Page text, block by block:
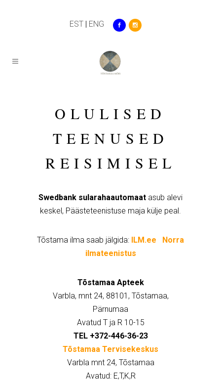
EST | ENG
OLULISED
TEENUSED
REISIMISEL
Swedbank sularahaautomaat asub alevi
keskel, Päästeteenistuse maja külje peal.
Tõstama ilma saab jälgida: ILM.ee
Norra
ilmateenistus
Tõstamaa Apteek
Varbla, mnt 24, 88101, Tõstamaa,
Pärnumaa
Avatud T ja R 10-15
TEL +372-446-36-23
Tõstamaa Tervisekeskus
Varbla mnt 24, Tõstamaa
Avatud: E,T,K,R